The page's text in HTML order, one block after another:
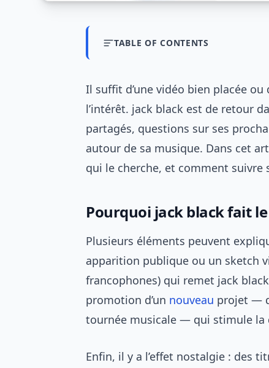
TABLE OF CONTENTS
Il suffit d’une vidéo bien placée
l’intérêt. jack black est de retour
partagés, questions sur ses
autour de sa musique. Dans cet
qui le cherche, et comment suivre
Pourquoi jack black fait
Plusieurs éléments peuvent
apparition publique ou un sketch
francophones) qui remet jack
promotion d’un nouveau projet —
tournée musicale — qui stimule la
Enfin, il y a l’effet nostalgie : des